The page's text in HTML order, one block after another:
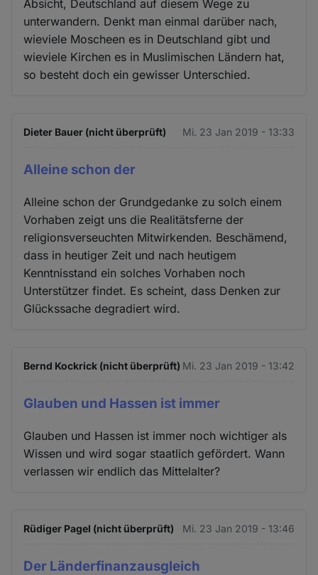
Absicht, Deutschland auf diesem Wege zu
unterwandern. Denkt man einmal darüber nach,
wieviele Moscheen es in Deutschland gibt und
wieviele Kirchen es in Muslimischen Ländern hat,
so besteht doch ein gewisser Unterschied.
Dieter Bauer (nicht überprüft) Mi. 23 Jan 2019 - 13:33
Alleine schon der
Alleine schon der Grundgedanke zu solch einem
Vorhaben zeigt uns die Realitätsferne der
religionsverseuchten Mitwirkenden. Beschämend,
dass in heutiger Zeit und nach heutigem
Kenntnisstand ein solches Vorhaben noch
Unterstützer findet. Es scheint, dass Denken zur
Glückssache degradiert wird.
Bernd Kockrick (nicht überprüft) Mi. 23 Jan 2019 - 13:42
Glauben und Hassen ist immer
Glauben und Hassen ist immer noch wichtiger als
Wissen und wird sogar staatlich gefördert. Wann
verlassen wir endlich das Mittelalter?
Rüdiger Pagel (nicht überprüft) Mi. 23 Jan 2019 - 13:46
Der Länderfinanzausgleich